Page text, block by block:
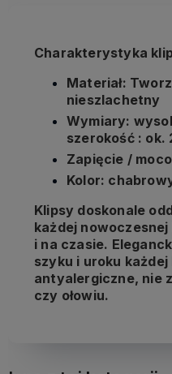
Charakterystyka
Materiał:
nieszlachetny
Wymiary:
szerokość : ok.
Zapięcie /
Kolor:
Klipsy doskonale
każdej
i na czasie.
szyku i uroku
antyalergiczne, nie
czy ołowiu.